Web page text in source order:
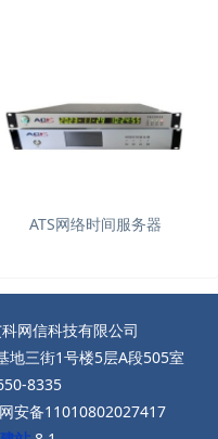
ATS网络时间服务器
网信科技有限公司
地三街1号楼5层A段505室
8335
安备11010802027417